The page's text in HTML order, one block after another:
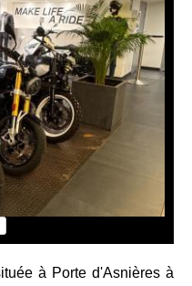
à Porte d'Asnières à